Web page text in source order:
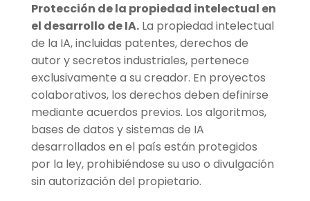
Protección de la propiedad intelectual en
el desarrollo de IA.La propiedad intelectual
de la IA, incluidas patentes, derechos de
autor y secretos industriales, pertenece
exclusivamente a su creador. En proyectos
colaborativos, los derechos deben definirse
mediante acuerdos previos. Los algoritmos,
bases de datos y sistemas de IA
desarrollados en el país están protegidos
por la ley, prohibiéndose su uso o divulgación
sin autorización del propietario.